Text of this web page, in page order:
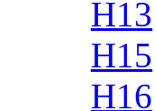
H13
H15
H16